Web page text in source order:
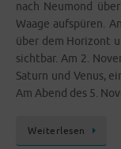
nach Neu­mond
Waa­ge auf­spü­ren.
über dem Hori­zont
sicht­bar. Am 2.
Saturn und Venus,
Am Abend des 5.
Wei­ter­le­sen